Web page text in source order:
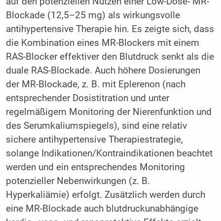
Blockade (12,5–25 mg) als wirkungsvolle
antihypertensive Therapie hin. Es zeigte sich, dass
die Kombination eines MR-Blockers mit einem
RAS-Blocker effektiver den Blutdruck senkt als die
duale RAS-Blockade. Auch höhere Dosierungen
der MR-Blockade, z. B. mit Eplerenon (nach
entsprechender Dosistitration und unter
regelmäßigem Monitoring der Nierenfunktion und
des Serumkaliumspiegels), sind eine relativ
sichere antihypertensive Therapiestrategie,
solange Indikationen/Kontraindikationen beachtet
werden und ein entsprechendes Monitoring
potenzieller Nebenwirkungen (z. B.
Hyperkaliämie) erfolgt. Zusätzlich werden durch
eine MR-Blockade auch blutdruckunabhängige